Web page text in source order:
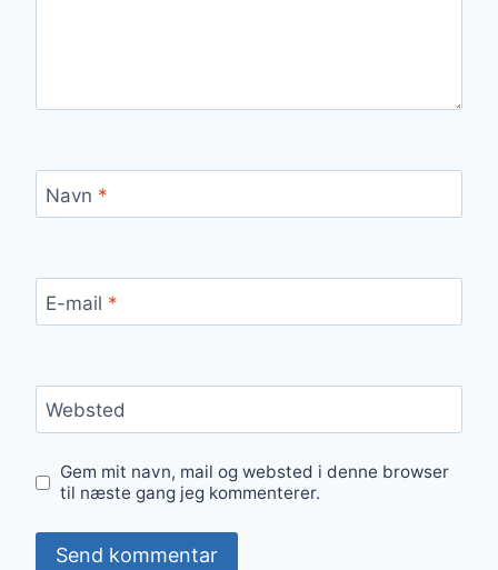
Navn *
E-mail *
Websted
Gem mit navn, mail og websted i denne browser
til næste gang jeg kommenterer.